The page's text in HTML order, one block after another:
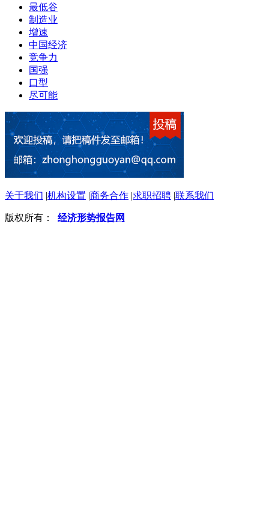
最低谷
制造业
增速
中国经济
竞争力
国强
口型
尽可能
关于我们 |机构设置 |商务合作 |求职招聘 |联系我们
版权所有： 经济形势报告网